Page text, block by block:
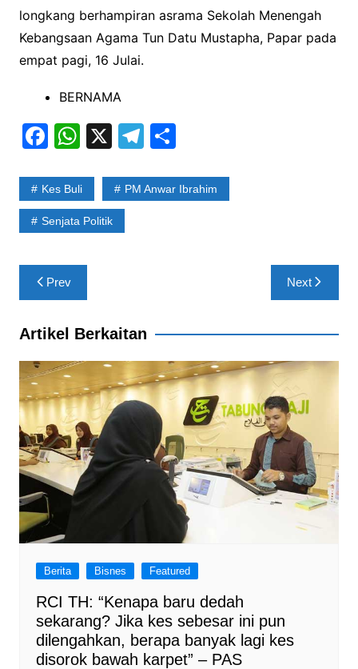
longkang berhampiran asrama Sekolah Menengah
Kebangsaan Agama Tun Datu Mustapha, Papar pada
empat pagi, 16 Julai.
BERNAMA
F
c
e
b
o
o
W
at
s
A
p
X T
e
S
ar
Kes Buli PM Anwar Ibrahim
Senjata Politik
Post
navigation
Prev Next
Artikel Berkaitan
Berita Bisnes Featured
RCI TH: “Kenapa baru dedah
sekarang? Jika kes sebesar ini pun
dilengahkan, berapa banyak lagi kes
disorok bawah karpet” – PAS